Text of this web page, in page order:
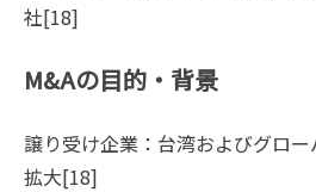
社[18]
M&Aの目的・背景
譲り受け企業：台湾およびグロ
拡大[18]